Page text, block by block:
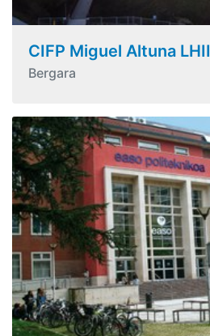
CIFP Miguel Altuna LHII
Bergara